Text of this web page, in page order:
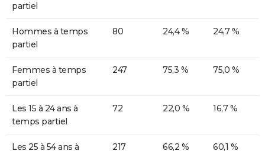
partiel
Hommes à temps
partiel
80 24,4 % 24,7 %
Femmes à temps
partiel
247 75,3 % 75,0 %
Les 15 à 24 ans à
temps partiel
72 22,0 % 16,7 %
Les 25 à 54 ans à
217 66,2 % 60,1 %